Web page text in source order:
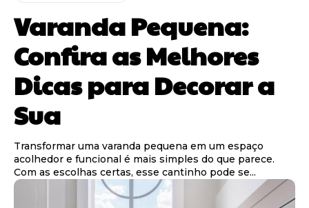
Varanda Pequena:
Confira as Melhores
Dicas para Decorar a
Sua
Transformar uma varanda pequena em um espaço
acolhedor e funcional é mais simples do que parece.
Com as escolhas certas, esse cantinho pode se...